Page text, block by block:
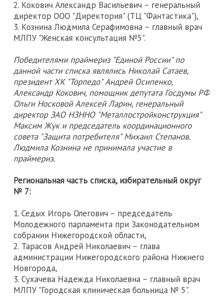
2. Кокович Александр Васильевич – генеральный
директор ООО "Директория" (ТЦ "Фантастика"),
3. Кознина Людмила Серафимовна – главный врач
МЛПУ "Женская консультация №5".
Победителями праймериз "Единой России" по
данной части списка являлись Николай Сатаев,
президент ХК "Торпедо" Андрей Осипенко,
Александр Кокович, помощник депутата Госдумы РФ
Ольги Носковой Алексей Ларин, генеральный
директор ЗАО НЗННО "Металлостройконструкция"
Максим Жук и председатель координационного
совета "Защита потребителя" Михаил Степанов.
Людмила Кознина не принимала участие в
праймериз.
Региональная часть списка, избирательный округ
№ 7:
1. Седых Игорь Олегович – председатель
Молодежного парламента при Законодательном
собрании Нижегородской области,
2. Тарасов Андрей Николаевич – глава
администрации Нижегородского района Нижнего
Новгорода,
3. Сухачева Надежда Николаевна – главный врач
МЛПУ "Городская клиническая больница № 5".